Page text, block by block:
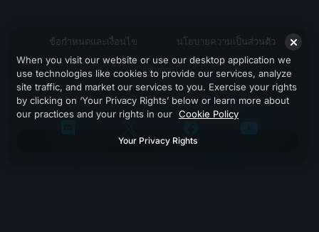
ข้อกำหนดและเงื่อนไข นโยบายความเป็นส่วนตัว
สนับสนุน
When you visit our website or use our desktop application we
use technologies like cookies to provide our services, analyze
site traffic, and market our services to you. Exercise your rights
by clicking on ‘Your Privacy Rights’ below or learn more about
our practices and your rights in our Cookie Policy
Your Privacy Rights